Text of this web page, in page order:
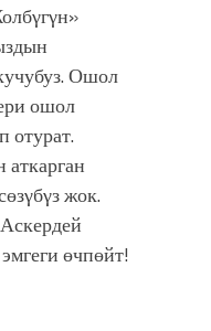
Ошол
ошол
отурат.
жок.
өчпөйт!